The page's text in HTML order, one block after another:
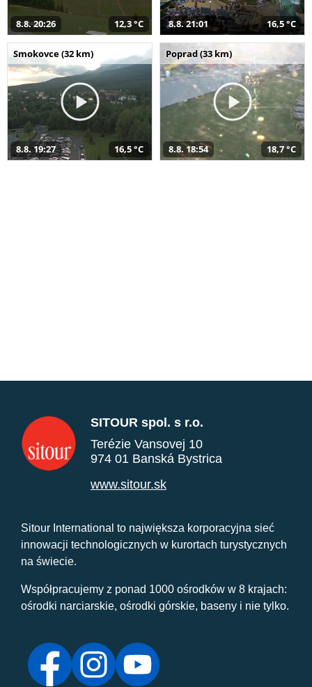
8.8. 20:26 12,3 °C 8.8. 21:01 16,5 °C
Smokovce (32 km)
8.8. 19:27 16,5 °C
Poprad (33 km)
8.8. 18:54 18,7 °C
SITOUR spol. s r.o.
Terézie Vansovej 10
974 01 Banská Bystrica
www.sitour.sk
Sitour International to największa korporacyjna sieć
innowacji technologicznych w kurortach turystycznych
na świecie.
Współpracujemy z ponad 1000 ośrodków w 8 krajach:
ośrodki narciarskie, ośrodki górskie, baseny i nie tylko.